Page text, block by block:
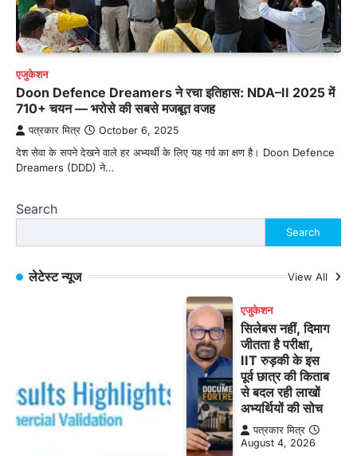
एजुकेशन
Doon Defence Dreamers ने रचा इतिहास: NDA–II 2025 में
710+ चयन — भरोसे की सबसे मजबूत वजह
पत्रकार मित्र October 6, 2025
देश सेवा के सपने देखने वाले हर अभ्यर्थी के लिए यह गर्व का क्षण है। Doon Defence
Dreamers (DDD) ने…
Search
Search
लेटेस्ट न्यूज View All
एजुकेशन
सिलेबस नहीं, दिमाग
जीतता है परीक्षा,
IIT रुड़की के इस
पूर्व छात्र की किताब
से बदल रही लाखों
अभ्यर्थियों की सोच
पत्रकार मित्र
August 4, 2026